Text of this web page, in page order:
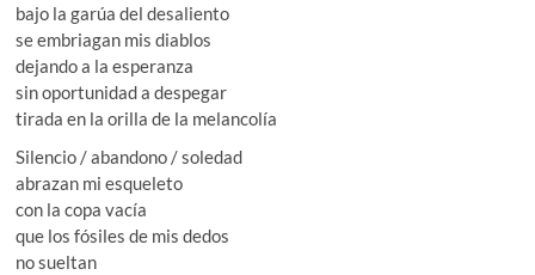
bajo la garúa del desaliento
se embriagan mis diablos
dejando a la esperanza
sin oportunidad a despegar
tirada en la orilla de la melancolía
Silencio / abandono / soledad
abrazan mi esqueleto
con la copa vacía
que los fósiles de mis dedos
no sueltan